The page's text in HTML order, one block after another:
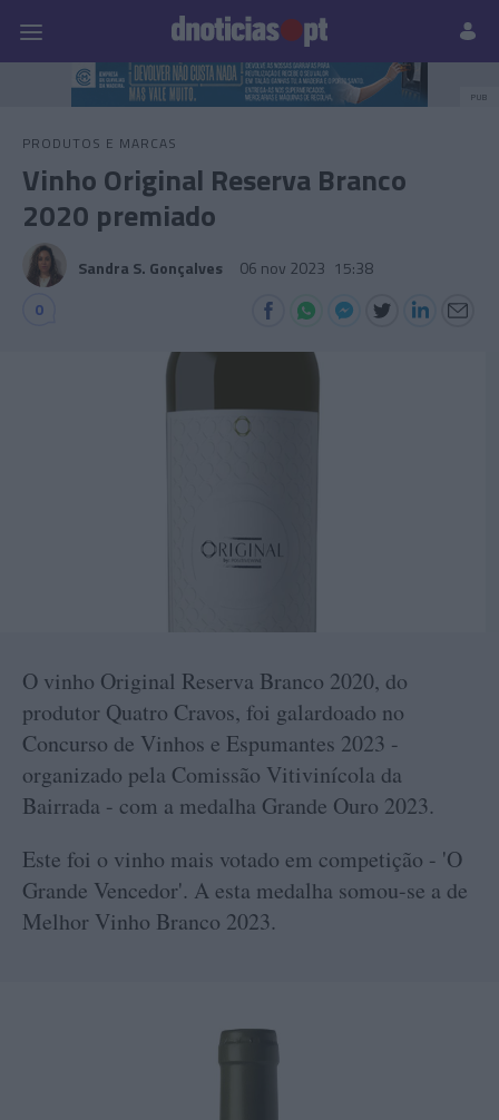
Prazeres Paisagens
PUB
PRODUTOS E MARCAS
Vinho Original Reserva Branco
2020 premiado
Sandra S. Gonçalves 06 nov 2023 15:38
0
O vinho Original Reserva Branco 2020, do
produtor Quatro Cravos, foi galardoado no
Concurso de Vinhos e Espumantes 2023 -
organizado pela Comissão Vitivinícola da
Bairrada - com a medalha Grande Ouro 2023.
Este foi o vinho mais votado em competição - 'O
Grande Vencedor'. A esta medalha somou-se a de
Melhor Vinho Branco 2023.